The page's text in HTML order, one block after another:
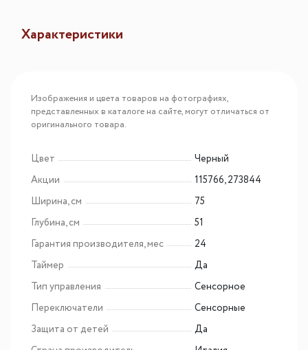
Характеристики
Изображения и цвета товаров на фотографиях,
представленных в каталоге на сайте, могут отличаться от
оригинального товара.
Цвет
Черный
Акции
115766, 273844
Ширина, см
75
Глубина, см
51
Гарантия производителя, мес
24
Таймер
Да
Тип управления
Сенсорное
Переключатели
Сенсорные
Защита от детей
Да